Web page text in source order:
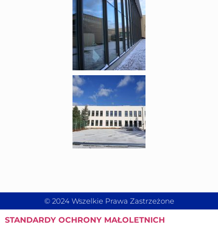
© 2024 Wszelkie Prawa Zastrzeżone
STANDARDY OCHRONY MAŁOLETNICH